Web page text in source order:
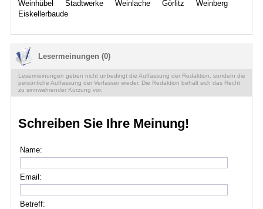
Weinhübel Stadtwerke Weinlache Görlitz
Weinberg
Eiskellerbaude
Lesermeinungen (0)
Lesermeinungen geben nicht unbedingt die Auffassung der Redaktion, sondern die
persönliche Auffassung der Verfasser wieder. Die Redaktion behält sich das Recht
zu sinnwahrender Kürzung vor.
Schreiben Sie Ihre Meinung!
Name:
Email:
Betreff: